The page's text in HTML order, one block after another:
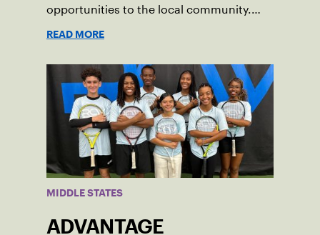
opportunities to the local community.
impact across the Pittsburgh region
where people of all ages, backgrounds
and abilities come together through
tennis.
READ MORE
MIDDLE STATES
ADVANTAGE